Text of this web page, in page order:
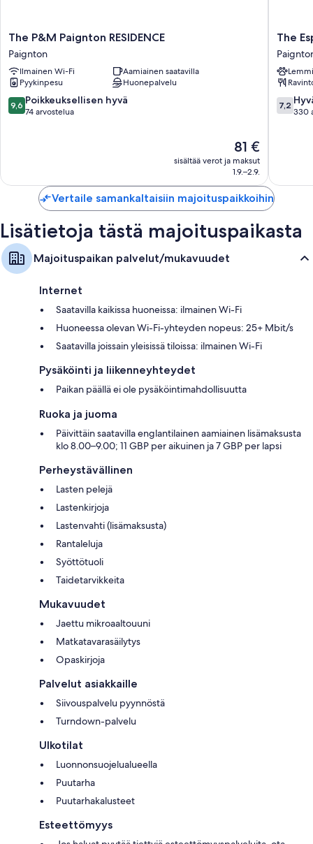
The
P&M
Paignton
RESIDENCE
Paignton
The P&M Paignton RESIDENCE
Paignton
Ilmainen Wi-Fi
Aamiainen saatavilla
Pyykinpesu
Huonepalvelu
9.6
kautta
9,6 Poikkeuksellisen hyvä
74 arvostelua
Hinta
on
81 €
81 €
sisältää verot ja maksut
1.9.–2.9.
The
Hotel
by
The
7.2
kautta
7,2
330
Vertaile samankaltaisiin majoituspaikkoihin
Lisätietoja tästä majoituspaikasta
Majoituspaikan palvelut/mukavuudet
Internet
Saatavilla kaikissa huoneissa: ilmainen Wi-Fi
Huoneessa olevan Wi-Fi-yhteyden nopeus: 25+ Mbit/s
Saatavilla joissain yleisissä tiloissa: ilmainen Wi-Fi
Pysäköinti ja liikenneyhteydet
Paikan päällä ei ole pysäköintimahdollisuutta
Ruoka ja juoma
Päivittäin saatavilla englantilainen aamiainen lisämaksusta
klo 8.00–9.00; 11 GBP per aikuinen ja 7 GBP per lapsi
Perheystävällinen
Lasten pelejä
Lastenkirjoja
Lastenvahti (lisämaksusta)
Rantaleluja
Syöttötuoli
Taidetarvikkeita
Mukavuudet
Jaettu mikroaaltouuni
Matkatavarasäilytys
Opaskirjoja
Palvelut asiakkaille
Siivouspalvelu pyynnöstä
Turndown-palvelu
Ulkotilat
Luonnonsuojelualueella
Puutarha
Puutarhakalusteet
Esteettömyys